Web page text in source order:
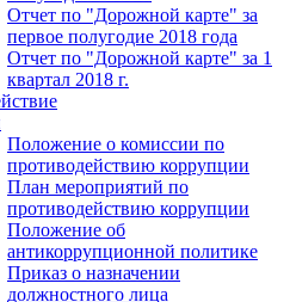
Отчет по "Дорожной карте" за
первое полугодие 2018 года
Отчет по "Дорожной карте" за 1
квартал 2018 г.
Положение о комиссии по
противодействию коррупции
План мероприятий по
противодействию коррупции
Положение об
антикоррупционной политике
Приказ о назначении
должностного лица